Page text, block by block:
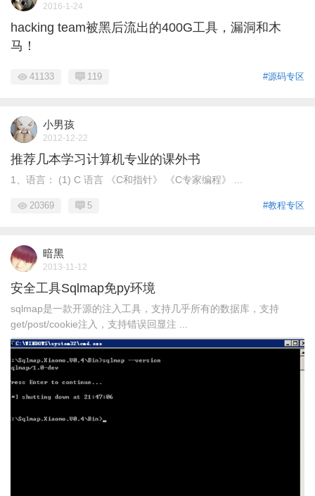
2016-1-24
hacking team被黑后流出的400G工具，漏洞和木
马！
#源码专区
41133 119
小男孩
2012-12-22
推荐几本学习计算机专业的课外书
1、语言： (1) C 语言 《C和指针》 《C专家编程》 ...
#教程专区
20369 5
暗黑
2013-11-12
安全工具Sqlmap免py环境
sqlmap是一款开源的注入工具，支持几乎所有的数据库，支持
get/post/cookie注入，支持错误回显注 ...